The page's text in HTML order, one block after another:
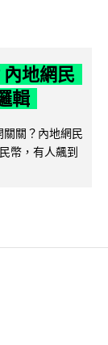
地網民
輯
關？內地網民
幣，有人飆到